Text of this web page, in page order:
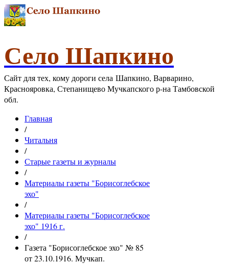
Село Шапкино
Сайт для тех, кому дороги села Шапкино, Варварино,
Краснояровка, Степанищево Мучкапского р-на Тамбовской
обл.
Главная
/
Читальня
/
Старые газеты и журналы
/
Материалы газеты "Борисоглебское
эхо"
/
Материалы газеты "Борисоглебское
эхо" 1916 г.
/
Газета "Борисоглебское эхо" № 85
от 23.10.1916. Мучкап.